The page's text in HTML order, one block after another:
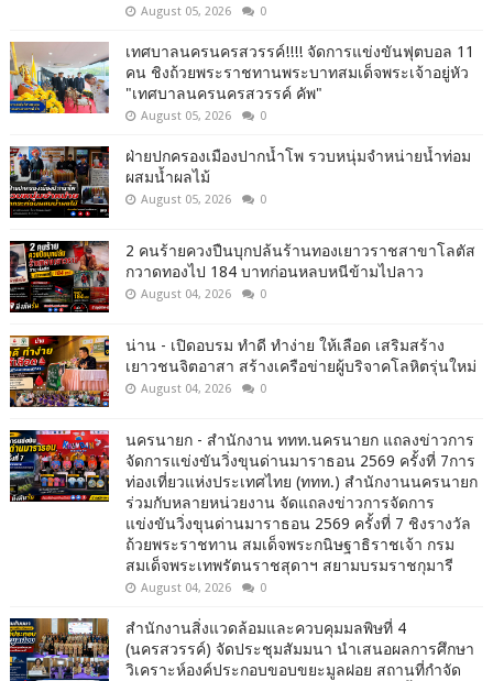
August 05, 2026 0
เทศบาลนครนครสวรรค์!!!! จัดการแข่งขันฟุตบอล 11
คน ชิงถ้วยพระราชทานพระบาทสมเด็จพระเจ้าอยู่หัว
"เทศบาลนครนครสวรรค์ คัพ"
August 05, 2026 0
ฝ่ายปกครองเมืองปากน้ำโพ รวบหนุ่มจำหน่ายน้ำท่อม
ผสมน้ำผลไม้
August 05, 2026 0
2 คนร้ายควงปืนบุกปล้นร้านทองเยาวราชสาขาโลตัส
กวาดทองไป 184 บาทก่อนหลบหนีข้ามไปลาว
August 04, 2026 0
น่าน - เปิดอบรม ทำดี ทำง่าย ให้เลือด เสริมสร้าง
เยาวชนจิตอาสา สร้างเครือข่ายผู้บริจาคโลหิตรุ่นใหม่
August 04, 2026 0
นครนายก - สำนักงาน ททท.นครนายก แถลงข่าวการ
จัดการแข่งขันวิ่งขุนด่านมาราธอน 2569 ครั้งที่ 7การ
ท่องเที่ยวแห่งประเทศไทย (ททท.) สำนักงานนครนายก
ร่วมกับหลายหน่วยงาน จัดแถลงข่าวการจัดการ
แข่งขันวิ่งขุนด่านมาราธอน 2569 ครั้งที่ 7 ชิงรางวัล
ถ้วยพระราชทาน สมเด็จพระกนิษฐาธิราชเจ้า กรม
สมเด็จพระเทพรัตนราชสุดาฯ สยามบรมราชกุมารี
August 04, 2026 0
สำนักงานสิ่งแวดล้อมและควบคุมมลพิษที่ 4
(นครสวรรค์) จัดประชุมสัมมนา นำเสนอผลการศึกษา
วิเคราะห์องค์ประกอบขอบขยะมูลฝอย สถานที่กำจัด